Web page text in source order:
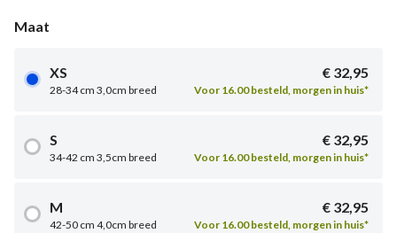
Maat
XS
28-34 cm 3,0cm breed
€ 32,95
Voor 16.00 besteld, morgen in huis*
S
34-42 cm 3,5cm breed
€ 32,95
Voor 16.00 besteld, morgen in huis*
M
42-50 cm 4,0cm breed
€ 32,95
Voor 16.00 besteld, morgen in huis*